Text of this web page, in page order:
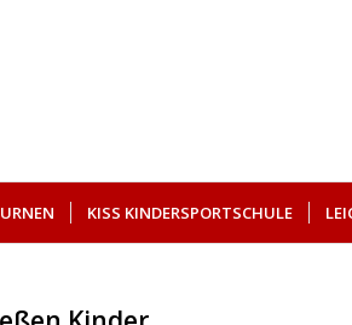
KISS KINDERSPORTSCHULE